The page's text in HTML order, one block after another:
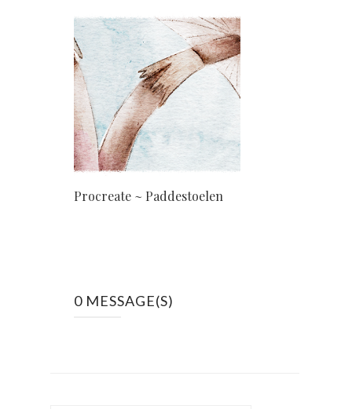
Procreate ~ Paddestoelen
0 MESSAGE(S)